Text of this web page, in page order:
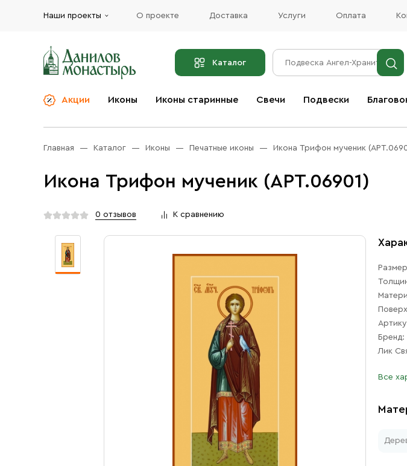
Наши проекты О проекте Доставка Услуги Оплата
Каталог
Акции Иконы Иконы старинные Свечи Подвески
Церковная утварь
Иконы
Бренды
Услуги
Главная Каталог Иконы Печатные иконы Икона Трифон мученик
Икона Трифон мученик (АРТ.06901)
0 отзывов К сравнению
Бренд:
Лик
Все